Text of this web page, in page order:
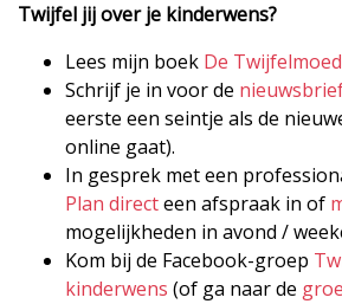
Twijfel jij over je kinderwens?
Lees mijn boek De
Schrijf je in voor de
eerste een seintje als de
online gaat).
In gesprek met een
Plan directeen afspraak in of
mogelijkheden in avond /
Kom bij de Facebook-groep
kinderwens (of ga naar de